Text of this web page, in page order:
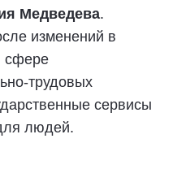
Медведева.
изменений в
сфере
трудовых
сервисы
людей.